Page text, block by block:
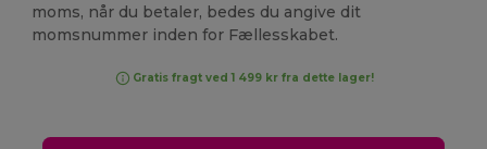
moms, når du betaler, bedes du angive dit
momsnummer inden for Fællesskabet.
Gratis fragt ved 1 499 kr fra dette lager!